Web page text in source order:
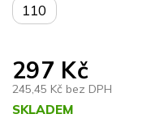
297 Kč
245,45 Kč bez DPH
SKLADEM
110